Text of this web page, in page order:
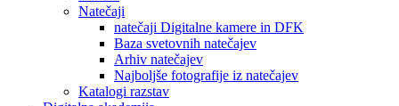
Natečaji
natečaji Digitalne kamere in DFK
Baza svetovnih natečajev
Arhiv natečajev
Najboljše fotografije iz natečajev
Katalogi razstav